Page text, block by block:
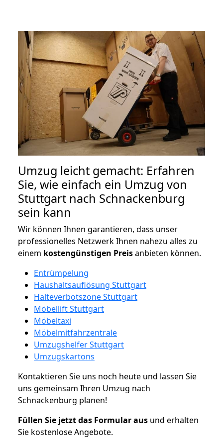
Umzug leicht gemacht: Erfahren
Sie, wie einfach ein Umzug von
Stuttgart nach Schnackenburg
sein kann
Wir können Ihnen garantieren, dass unser
professionelles Netzwerk Ihnen nahezu alles zu
einem kostengünstigen Preisanbieten können.
Entrümpelung
Haushaltsauflösung Stuttgart
Halteverbotszone Stuttgart
Möbellift Stuttgart
Möbeltaxi
Möbelmitfahrzentrale
Umzugshelfer Stuttgart
Umzugskartons
Kontaktieren Sie uns noch heute und lassen Sie
uns gemeinsam Ihren Umzug nach
Schnackenburg planen!
Füllen Sie jetzt das Formular aus und erhalten
Sie kostenlose Angebote.